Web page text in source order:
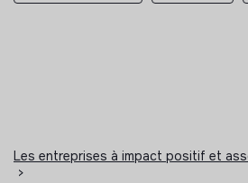
Les entreprises à impact positif et
>